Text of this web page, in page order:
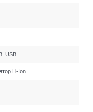
USB
Li-Ion